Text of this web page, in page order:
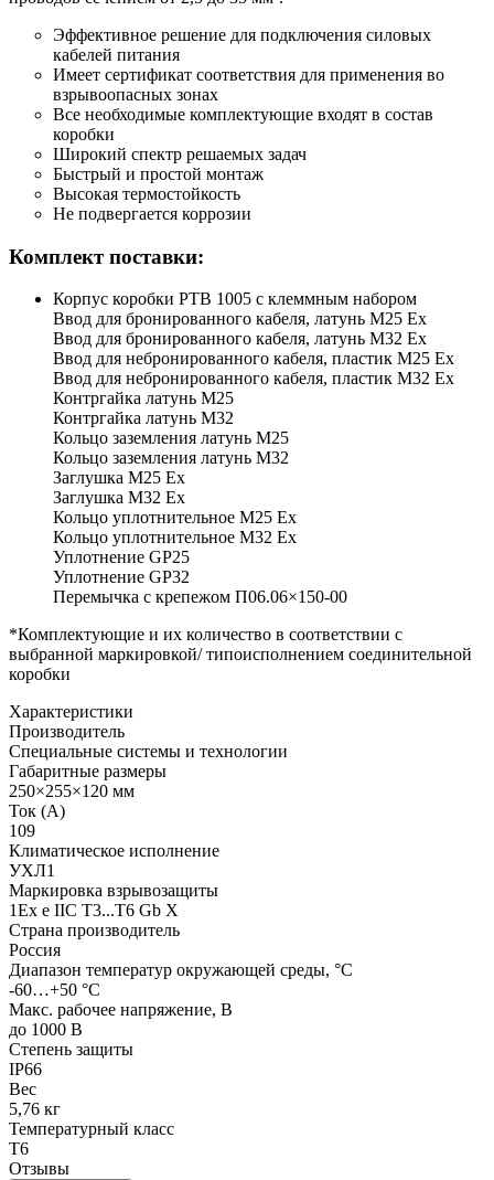
Эффективное решение для подключения силовых
кабелей питания
Имеет сертификат соответствия для применения во
взрывоопасных зонах
Все необходимые комплектующие входят в состав
коробки
Широкий спектр решаемых задач
Быстрый и простой монтаж
Высокая термостойкость
Не подвергается коррозии
Комплект поставки:
Корпус коробки РТВ 1005 с клеммным набором
Ввод для бронированного кабеля, латунь М25 Ех
Ввод для бронированного кабеля, латунь М32 Ех
Ввод для небронированного кабеля, пластик М25 Ех
Ввод для небронированного кабеля, пластик М32 Ех
Контргайка латунь М25
Контргайка латунь М32
Кольцо заземления латунь М25
Кольцо заземления латунь М32
Заглушка М25 Ex
Заглушка М32 Ex
Кольцо уплотнительное М25 Ex
Кольцо уплотнительное М32 Ex
Уплотнение GP25
Уплотнение GP32
Перемычка с крепежом П06.06×150-00
*Комплектующие и их количество в соответствии с
выбранной маркировкой/ типоисполнением соединительной
коробки
Характеристики
Производитель
Специальные системы и технологии
Габаритные размеры
250×255×120 мм
Ток (А)
109
Климатическое исполнение
УХЛ1
Маркировка взрывозащиты
1Ex e IIC T3...T6 Gb X
Страна производитель
Россия
Диапазон температур окружающей среды, °С
-60…+50 °С
Макс. рабочее напряжение, В
до 1000 В
Степень защиты
IP66
Вес
5,76 кг
Температурный класс
Т6
Отзывы